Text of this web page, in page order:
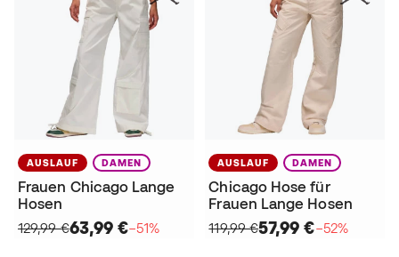
AUSLAUF DAMEN
Frauen Chicago Lange
Hosen
129,99 €63,99 €−51%
AUSLAUF DAMEN
Chicago Hose für
Frauen Lange Hosen
119,99 €57,99 €−52%